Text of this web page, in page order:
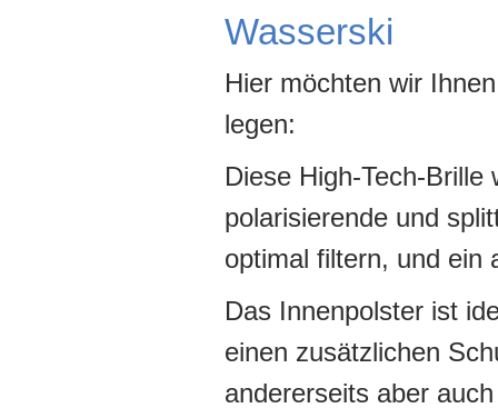
Wasserski
Hier möchten wir
legen:
Diese High-Tech-
polarisierende und
optimal filtern, und ein
Das Innenpolster ist
einen zusätzlichen
andererseits aber